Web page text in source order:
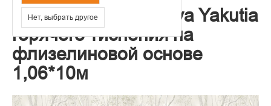
Нет, выбрать другое
Обои Victoria Stenova Yakutia
горячего тиснения на
флизелиновой основе
1,06*10м